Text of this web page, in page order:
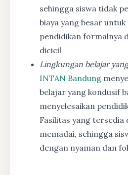
sehingga siswa tidak
biaya yang besar untuk
pendidikan formalnya
dicicil
Lingkungan belajar
INTAN Bandung
belajar yang kondusif
menyelesaikan
Fasilitas yang tersedia
memadai, sehingga
dengan nyaman dan